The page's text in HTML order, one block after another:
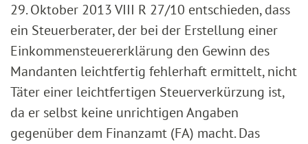
29. Oktober 2013 VIII R 27/10 entschieden, dass
ein Steuerberater, der bei der Erstellung einer
Einkommensteuererklärung den Gewinn des
Mandanten leichtfertig fehlerhaft ermittelt, nicht
Täter einer leichtfertigen Steuerverkürzung ist,
da er selbst keine unrichtigen Angaben
gegenüber dem Finanzamt (FA) macht. Das